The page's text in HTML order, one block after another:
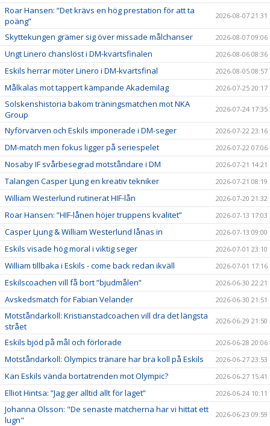
Roar Hansen: ”Det krävs en hög prestation för att ta
poäng”
2026-08-07 21:31
Skyttekungen grämer sig över missade målchanser 2026-08-07 09:06
Ungt Linero chanslöst i DM-kvartsfinalen 2026-08-06 08:36
Eskils herrar möter Linero i DM-kvartsfinal 2026-08-05 08:57
Målkalas mot tappert kämpande Akademilag 2026-07-25 20:17
Solskenshistoria bakom träningsmatchen mot NKA
Group
2026-07-24 17:35
Nyförvärven och Eskils imponerade i DM-seger 2026-07-22 23:16
DM-match men fokus ligger på seriespelet 2026-07-22 07:06
Nosaby IF svårbesegrad motståndare i DM 2026-07-21 14:21
Talangen Casper Ljung en kreativ tekniker 2026-07-21 08:19
William Westerlund rutinerat HIF-lån 2026-07-20 21:32
Roar Hansen: ”HIF-lånen höjer truppens kvalitet” 2026-07-13 17:03
Casper Ljung & William Westerlund lånas in 2026-07-13 09:00
Eskils visade hög moral i viktig seger 2026-07-01 23:10
William tillbaka i Eskils - come back redan ikväll 2026-07-01 17:16
Eskilscoachen vill få bort ”bjudmålen” 2026-06-30 22:21
Avskedsmatch för Fabian Velander 2026-06-30 21:51
Motståndarkoll: Kristianstadcoachen vill dra det längsta
strået
2026-06-29 21:50
Eskils bjöd på mål och förlorade 2026-06-28 20:06
Motståndarkoll: Olympics tränare har bra koll på Eskils 2026-06-27 23:53
Kan Eskils vända bortatrenden mot Olympic? 2026-06-27 15:41
Elliot Hintsa: ”Jag ger alltid allt för laget” 2026-06-24 10:11
Johanna Olsson: "De senaste matcherna har vi hittat ett
lugn"
2026-06-23 09:59